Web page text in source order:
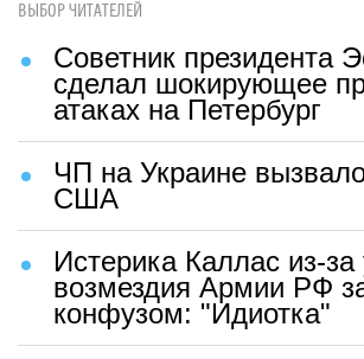
ВЫБОР ЧИТАТЕЛЕЙ
Советник президента
сделал шокирующее
атаках на Петербург
ЧП на Украине
США
Истерика Каллас из-за
возмездия Армии РФ
конфузом: "Идиотка"